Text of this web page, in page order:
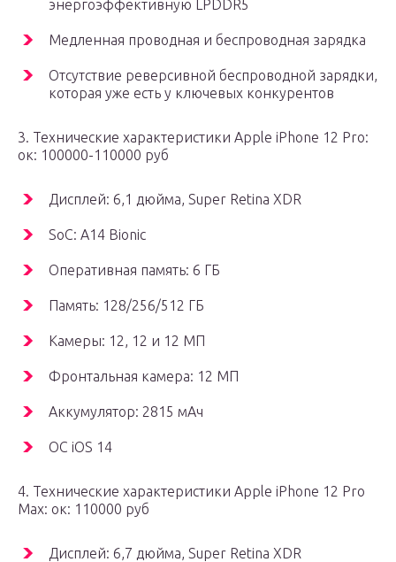
энергоэффективную LPDDR5
Медленная проводная и беспроводная зарядка
Отсутствие реверсивной беспроводной зарядки,
которая уже есть у ключевых конкурентов
3. Технические характеристики Apple iPhone 12 Pro:
ок: 100000-110000 руб
Дисплей: 6,1 дюйма, Super Retina XDR
SoC: A14 Bionic
Оперативная память: 6 ГБ
Память: 128/256/512 ГБ
Камеры: 12, 12 и 12 МП
Фронтальная камера: 12 МП
Аккумулятор: 2815 мАч
ОС iOS 14
4. Технические характеристики Apple iPhone 12 Pro
Max: ок: 110000 руб
Дисплей: 6,7 дюйма, Super Retina XDR